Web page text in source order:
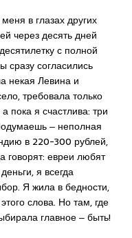
в глазах других
через десять дней
с полной
сразу согласились
некая Левина и
требовала только
пока я счастлива: три
‒ неполная
в 220-300 рублей,
говорят: евреи любят
я всегда
Я жила в бедности,
слова. Но там, где
главное ‒ быть!